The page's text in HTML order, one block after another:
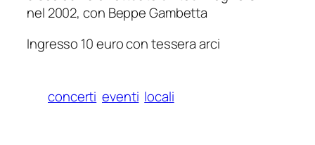
nel 2002, con Beppe Gambetta
Ingresso 10 euro con tessera arci
concerti eventi locali